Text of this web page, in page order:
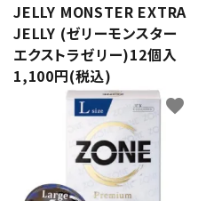
JELLY MONSTER EXTRA
JELLY (ゼリーモンスター
エクストラゼリー)12個入
1,100円(税込)
favorite